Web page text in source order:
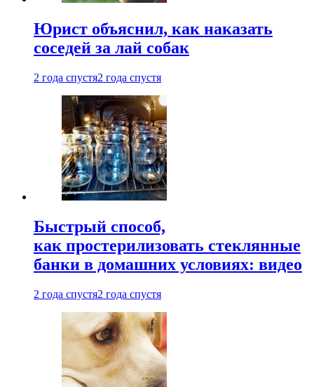
Юрист объяснил, как наказать
соседей за лай собак
2 года спустя2 года спустя
Быстрый способ,
как простерилизовать стеклянные
банки в домашних условиях: видео
2 года спустя2 года спустя